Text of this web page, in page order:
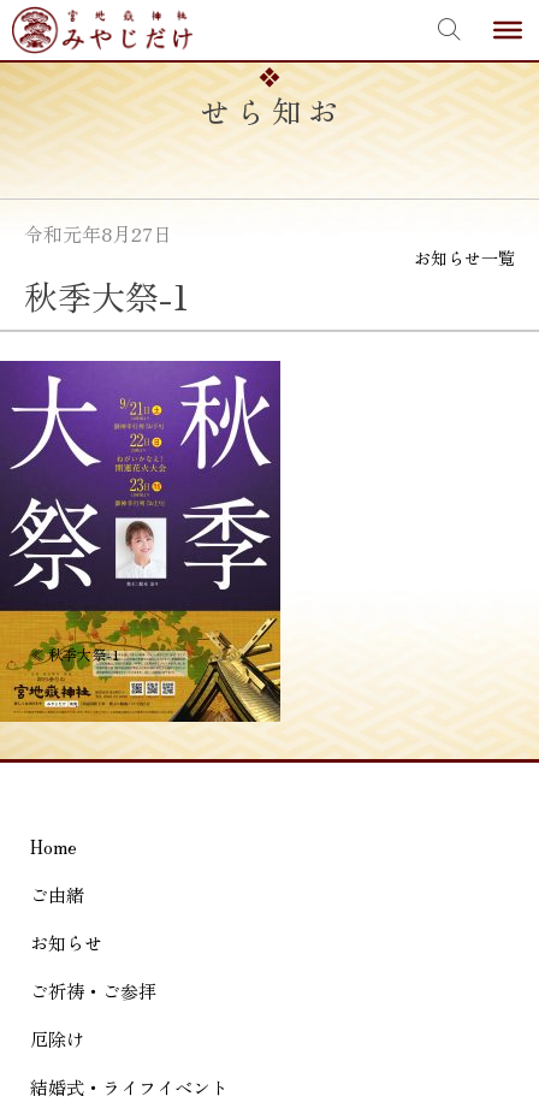
Skip
to
content
お知らせ
令和元年8月27日
お知らせ一覧
秋季大祭-1
投
稿
ナ
ビ
ー
シ
ョ
ン
≪秋季大祭-1
Home
ご由緒
お知らせ
ご祈祷・ご参拝
厄除け
結婚式・ライフイベント